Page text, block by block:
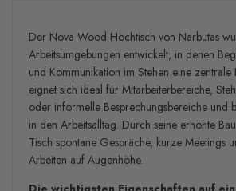
Der Nova Wood Hochtisch von Narbutas
Arbeitsumgebungen entwickelt, in denen
und Kommunikation im Stehen eine zentrale
eignet sich ideal für Mitarbeiterbereiche,
oder informelle Besprechungsbereiche und
in den Arbeitsalltag. Durch seine erhöhte
Tisch spontane Gespräche, kurze Meetings
Arbeiten auf Augenhöhe.